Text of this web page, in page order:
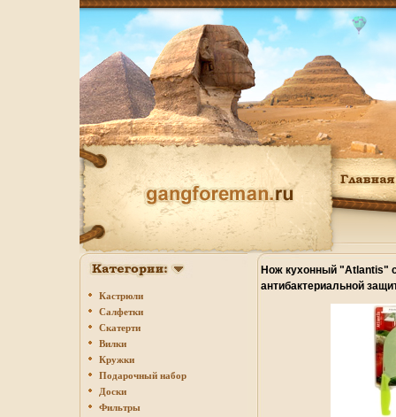
Кастрюли
Салфетки
Скатерти
Вилки
Кружки
Подарочный набор
Доски
Фильтры
Нож кухонный "Atlantis"
антибактериальной
желтый Производитель: